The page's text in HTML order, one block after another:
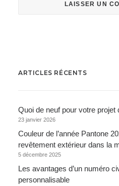
ARTICLES RÉCENTS
Quoi de neuf pour votre projet
23 janvier 2026
Couleur de l’année Pantone
revêtement extérieur dans la
5 décembre 2025
Les avantages d’un numéro
personnalisable